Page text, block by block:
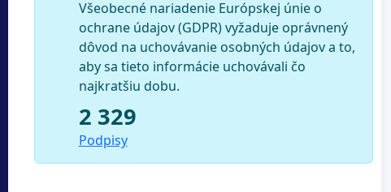
Všeobecné nariadenie Európskej únie o
ochrane údajov (GDPR) vyžaduje oprávnený
dôvod na uchovávanie osobných údajov a to,
aby sa tieto informácie uchovávali čo
najkratšiu dobu.
2 329
Podpisy